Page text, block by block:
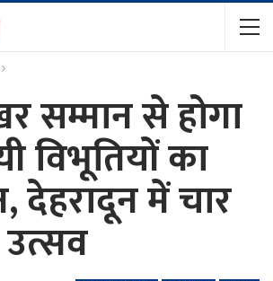
सम्मान से होगा
विभूतियों का
देहरादून में चार